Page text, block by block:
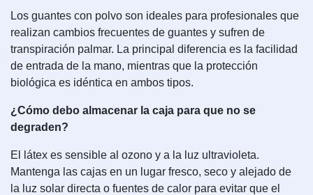
Los guantes con polvo son ideales para profesionales que
realizan cambios frecuentes de guantes y sufren de
transpiración palmar. La principal diferencia es la facilidad
de entrada de la mano, mientras que la protección
biológica es idéntica en ambos tipos.
¿Cómo debo almacenar la caja para que no se
degraden?
El látex es sensible al ozono y a la luz ultravioleta.
Mantenga las cajas en un lugar fresco, seco y alejado de
la luz solar directa o fuentes de calor para evitar que el